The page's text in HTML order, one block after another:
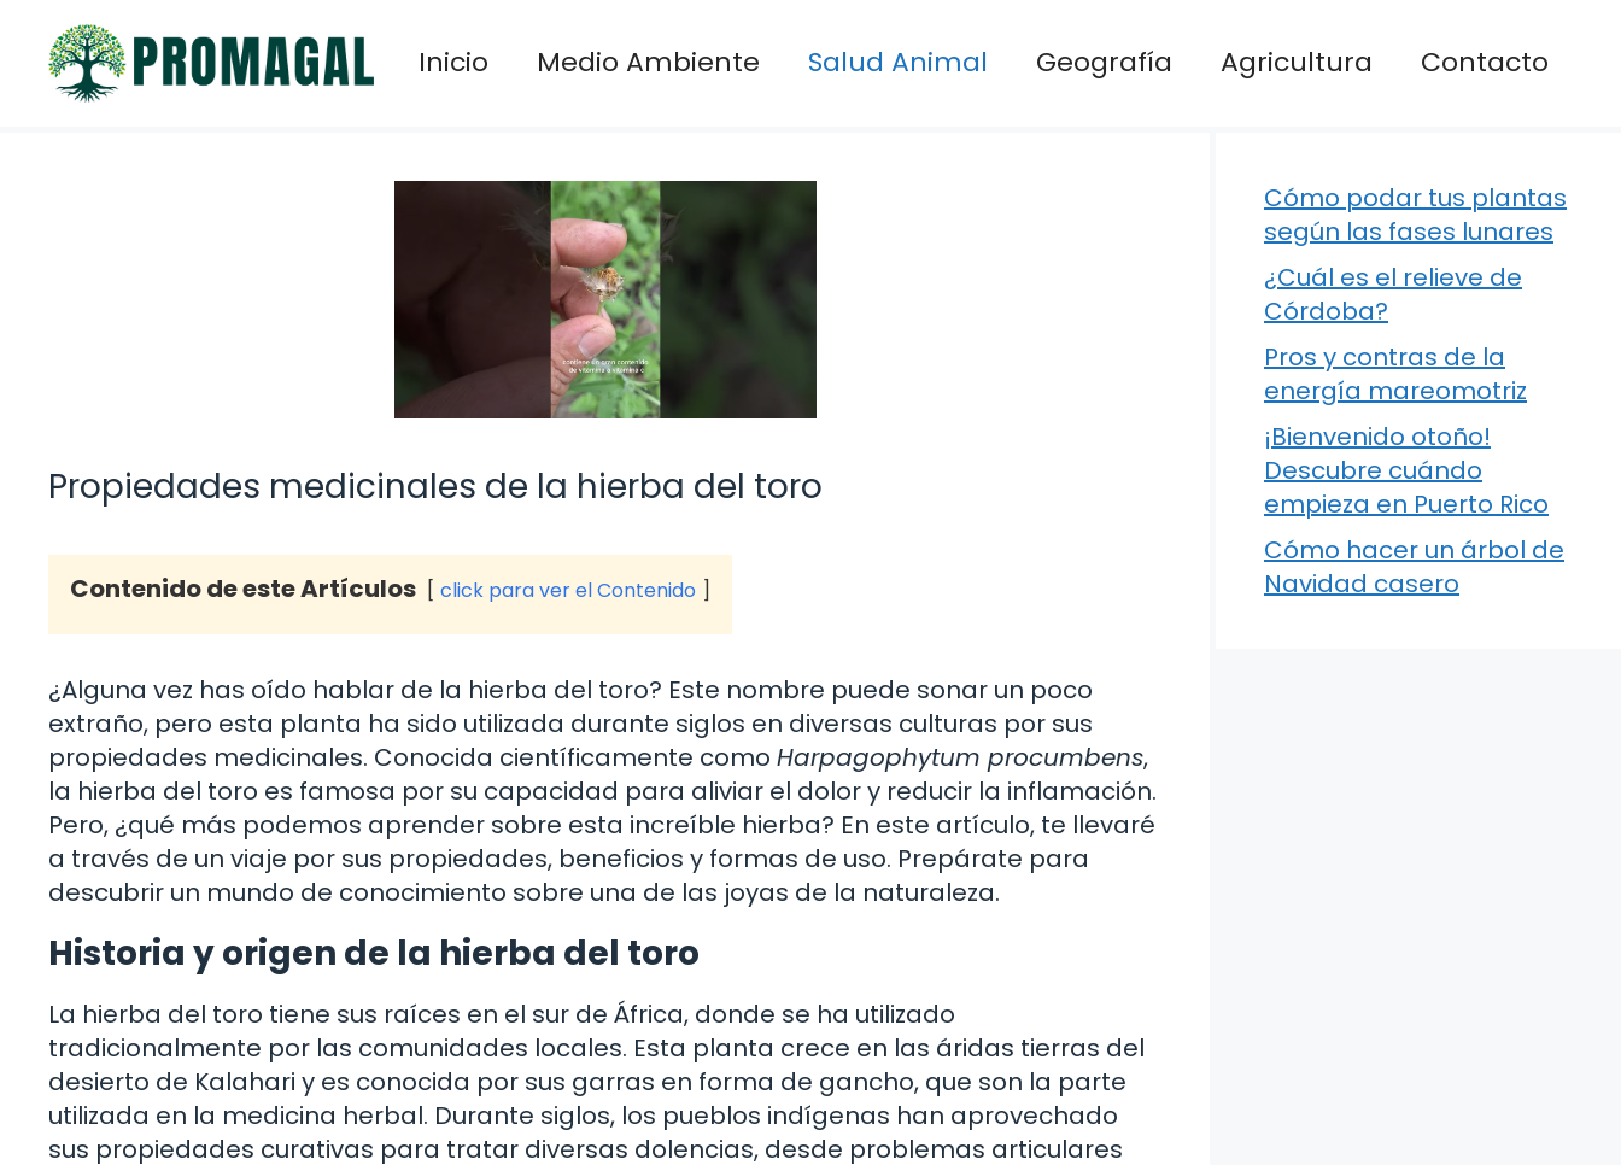
contenido
Inicio Medio Ambiente Salud Animal Geografía Agricultura Contacto
Propiedades medicinales de la hierba del toro
Contenido de este Artículos click para ver el Contenido
¿Alguna vez has oído hablar de la hierba del toro? Este nombre puede sonar un poco
extraño, pero esta planta ha sido utilizada durante siglos en diversas culturas por sus
propiedades medicinales. Conocida científicamente como Harpagophytum procumbens,
la hierba del toro es famosa por su capacidad para aliviar el dolor y reducir la inflamación.
Pero, ¿qué más podemos aprender sobre esta increíble hierba? En este artículo, te llevaré
a través de un viaje por sus propiedades, beneficios y formas de uso. Prepárate para
descubrir un mundo de conocimiento sobre una de las joyas de la naturaleza.
Historia y origen de la hierba del toro
La hierba del toro tiene sus raíces en el sur de África, donde se ha utilizado
tradicionalmente por las comunidades locales. Esta planta crece en las áridas tierras del
desierto de Kalahari y es conocida por sus garras en forma de gancho, que son la parte
utilizada en la medicina herbal. Durante siglos, los pueblos indígenas han aprovechado
sus propiedades curativas para tratar diversas dolencias, desde problemas articulares
Cómo podar tus plantas
según las fases lunares
¿Cuál es el relieve de
Córdoba?
Pros y contras de la
energía mareomotriz
¡Bienvenido otoño!
Descubre cuándo
empieza en Puerto Rico
Cómo hacer un árbol de
Navidad casero